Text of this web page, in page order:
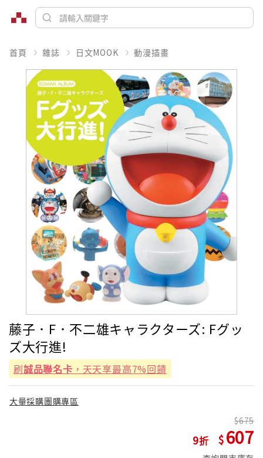
首頁 雜誌 日文MOOK 動漫插畫
藤子．F．不二雄キャラクターズ: Fグッ
ズ大行進!
刷誠品聯名卡 ，天天享最高7%回饋
大量採購團購專區
9
675
607